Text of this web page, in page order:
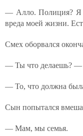
— Алло. Полиция? Я
вреда моей жизни.
Смех оборвался
— Ты что делаешь? —
— То, что должна
Сын попытался
— Мам, мы семья.